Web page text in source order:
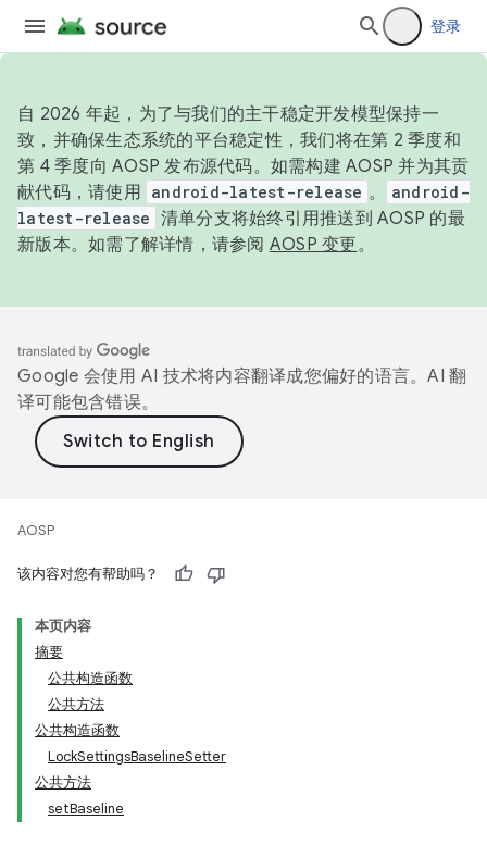
登录
自 2026 年起，为了与我们的主干稳定开发模型保持一
致，并确保生态系统的平台稳定性，我们将在第 2 季度和
第 4 季度向 AOSP 发布源代码。如需构建 AOSP 并为其贡
献代码，请使用 android-latest-release 。
android-
latest-release 清单分支将始终引用推送到 AOSP 的最
新版本。如需了解详情，请参阅 AOSP 变更。
Google 会使用 AI 技术将内容翻译成您偏好的语言。AI 翻
译可能包含错误。
AOSP
该内容对您有帮助吗？
本页内容
摘要
公共构造函数
公共方法
公共构造函数
LockSettingsBaselineSetter
公共方法
setBaseline